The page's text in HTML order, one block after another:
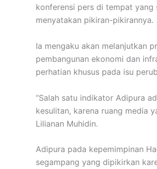
konferensi pers di tempat
menyatakan pikiran-pikirannya.
Ia mengaku akan melanjutkan
pembangunan ekonomi dan
perhatian khusus pada isu
“Salah satu indikator Adipura
kesulitan, karena ruang media
Lilianan Muhidin.
Adipura pada kepemimpinan
segampang yang dipikirkan